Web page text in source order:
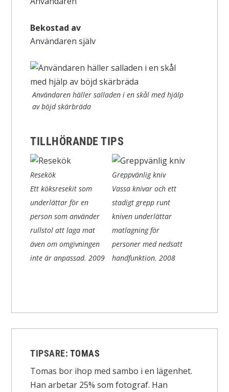
Bekostad av
Användaren själv
Användaren häller salladen i en skål med hjälp
av böjd skärbräda
TILLHÖRANDE TIPS
Resekök
Ett köksresekit som
underlättar för en
person som använder
rullstol att laga mat
även om omgivningen
inte är anpassad.2009
Greppvänlig kniv
Vassa knivar och ett
stadigt grepp runt
kniven underlättar
matlagning för
personer med nedsatt
handfunktion.2008
TIPSARE: TOMAS
Tomas bor ihop med sambo i en lägenhet.
Han arbetar 25% som fotograf. Han